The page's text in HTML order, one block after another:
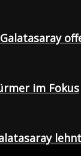
im Fokus